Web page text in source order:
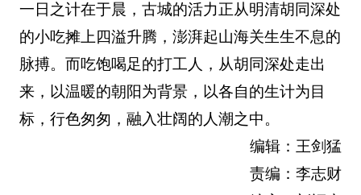
一日之计在于晨，古城的活力正从明清胡同深处
的小吃摊上四溢升腾，澎湃起山海关生生不息的
脉搏。而吃饱喝足的打工人，从胡同深处走出
来，以温暖的朝阳为背景，以各自的生计为目
标，行色匆匆，融入壮阔的人潮之中。
编辑：王剑猛
责编：李志财